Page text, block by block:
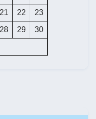
21 22 23
28 29 30